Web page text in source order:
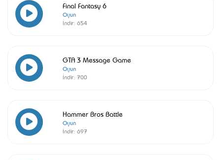
Final Fantasy 6
Oyun
İndir: 654
GTA 3 Message Game
Oyun
İndir: 700
Hammer Bros Battle
Oyun
İndir: 697